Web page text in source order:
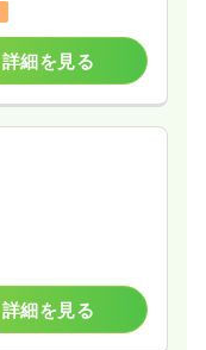
詳細を見る
詳細を見る